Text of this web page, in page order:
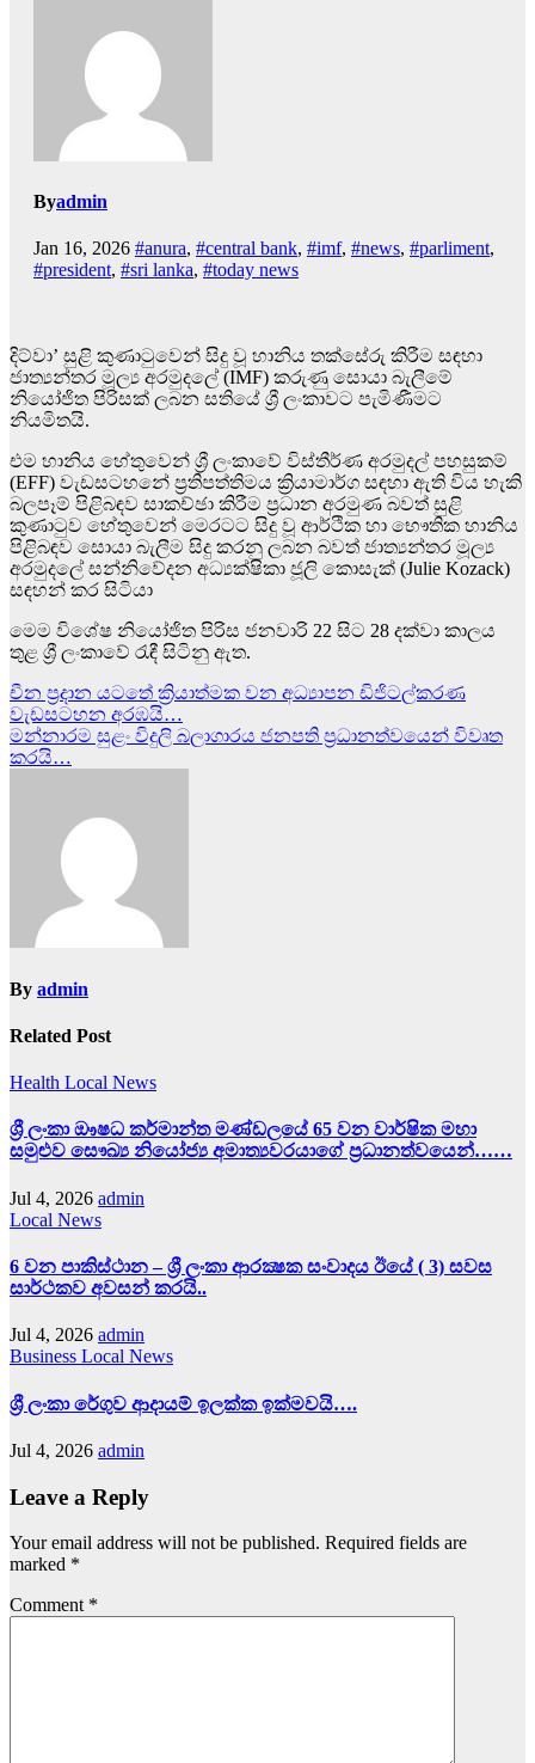
Byadmin
Jan 16, 2026 #anura, #central bank, #imf, #news, #parliment,
#president, #sri lanka, #today news
දිට්වා’ සුළි කුණාටුවෙන් සිදු වූ හානිය තක්සේරු කිරීම සඳහා
ජාත්‍යන්තර මූල්‍ය අරමුදලේ (IMF) කරුණු සොයා බැලීමේ
නියෝජිත පිරිසක් ලබන සතියේ ශ්‍රී ලංකාවට පැමිණීමට
නියමිතයි.
එම හානිය හේතුවෙන් ශ්‍රී ලංකාවේ විස්තීර්ණ අරමුදල් පහසුකම්
(EFF) වැඩසටහනේ ප්‍රතිපත්තිමය ක්‍රියාමාර්ග සඳහා ඇති විය හැකි
බලපෑම් පිළිබඳව සාකච්ඡා කිරීම ප්‍රධාන අරමුණ බවත් සුළි
කුණාටුව හේතුවෙන් මෙරටට සිදු වූ ආර්ථික හා භෞතික හානිය
පිළිබඳව සොයා බැලීම සිදු කරනු ලබන බවත් ජාත්‍යන්තර මූල්‍ය
අරමුදලේ සන්නිවේදන අධ්‍යක්ෂිකා ජූලි කොසැක් (Julie Kozack)
සඳහන් කර සිටියා
මෙම විශේෂ නියෝජිත පිරිස ජනවාරි 22 සිට 28 දක්වා කාලය
තුළ ශ්‍රී ලංකාවේ රැඳී සිටිනු ඇත.
Post
navigation
චීන ප්‍රදාන යටතේ ක්‍රියාත්මක වන අධ්‍යාපන ඩිජිටල්කරණ
වැඩසටහන අරඹයි…
මන්නාරම සුළං විදුලි බලාගාරය ජනපති ප්‍රධානත්වයෙන් විවෘත
කරයි…
By admin
Related Post
Health Local News
ශ්‍රී ලංකා ඖෂධ කර්මාන්ත මණ්ඩලයේ 65 වන වාර්ෂික මහා
සමුළුව සෞඛ්‍ය නියෝජ්‍ය අමාත්‍යවරයාගේ ප්‍රධානත්වයෙන්……
Jul 4, 2026 admin
Local News
6 වන පාකිස්ථාන – ශ්‍රී ලංකා ආරක්‍ෂක සංවාදය ඊයේ ( 3) සවස
සාර්ථකව අවසන් කරයි..
Jul 4, 2026 admin
Business Local News
ශ්‍රී ලංකා රේගුව ආදායම් ඉලක්ක ඉක්මවයි….
Jul 4, 2026 admin
Leave a Reply
Your email address will not be published. Required fields are
marked *
Comment *